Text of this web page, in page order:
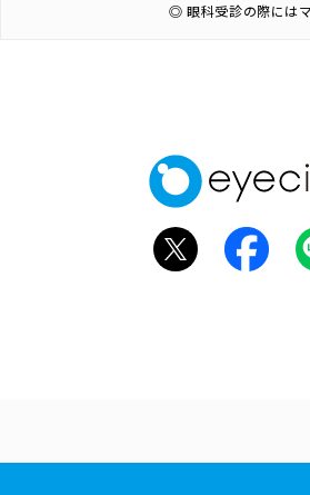
◎ 眼科受診の際には